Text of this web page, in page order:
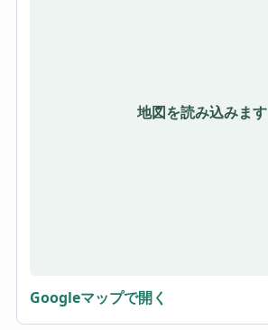
地図を読み込みます
Googleマップで開く